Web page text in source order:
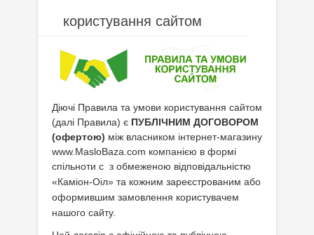
Лінійка олив Molygen
Лінійка олив Special Tec
Лінійка олив Optimal
Присадки
Присадки в оливу
Присадки до систем охолодження
користування сайтом
Діючі Правила та умови користування сайтом
(далі Правила) є ПУБЛІЧНИМ ДОГОВОРОМ
(офертою) між власником інтернет-магазину
www.MasloBaza.com компанією в формі
спільноти с з обмеженою відповідальністю
«Каміон-Оіл» та кожним зареєстрованим або
оформившим замовлення користувачем
нашого сайту.